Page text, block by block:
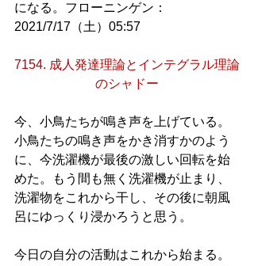
になる。フローニンゲン：
2021/7/17（土）05:57
7154. 成人発達理論とインテグラル理論
のシャドー
今、小鳥たちが鳴き声を上げている。
小鳥たちの鳴き声をかき消すかのよう
に、今洗濯機が最後の激しい回転を始
めた。もう間も無く洗濯機が止まり、
洗濯物をこれから干し、その後に朝風
呂にゆっくり浸かろうと思う。
今日の自分の活動はこれから始まる。